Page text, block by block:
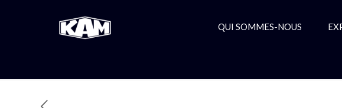
QUI SOMMES-NOUS